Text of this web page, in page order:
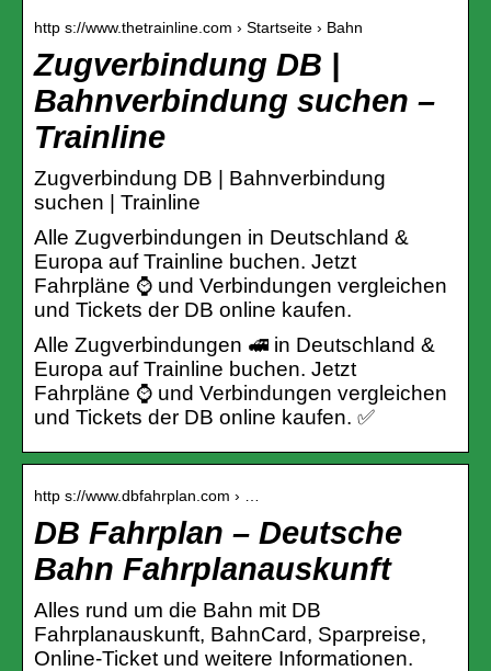
http s://www.thetrainline.com › Startseite › Bahn
Zugverbindung DB |
Bahnverbindung suchen –
Trainline
Zugverbindung DB | Bahnverbindung
suchen | Trainline
Alle Zugverbindungen in Deutschland &
Europa auf Trainline buchen. Jetzt
Fahrpläne ⌚ und Verbindungen vergleichen
und Tickets der DB online kaufen.
Alle Zugverbindungen 🚅 in Deutschland &
Europa auf Trainline buchen. Jetzt
Fahrpläne ⌚ und Verbindungen vergleichen
und Tickets der DB online kaufen. ✅
http s://www.dbfahrplan.com › …
DB Fahrplan – Deutsche
Bahn Fahrplanauskunft
Alles rund um die Bahn mit DB
Fahrplanauskunft, BahnCard, Sparpreise,
Online-Ticket und weitere Informationen.